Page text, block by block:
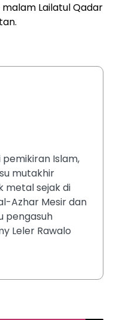
Lailatul Qadar
pemikiran Islam,
mutakhir
metal sejak di
Azhar Mesir dan
pengasuh
Leler Rawalo